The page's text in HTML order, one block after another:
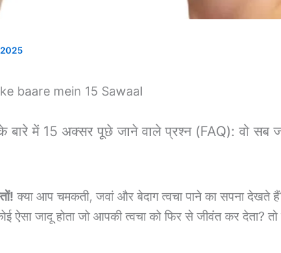
baare mein 15 Sawaal
बारे में 15 अक्सर पूछे जाने वाले प्रश्न (FAQ): वो
क्या आप चमकती, जवां और बेदाग त्वचा पाने का सपना देखते
ऐसा जादू होता जो आपकी त्वचा को फिर से जीवंत कर देता?